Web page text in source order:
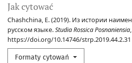
Jak cytować
Chashchina, E. (2019). Из истории
русском языке.Studia Rossica Posnaniensia,
https://doi.org/10.14746/strp.2019.44.2.31
Formaty cytowań